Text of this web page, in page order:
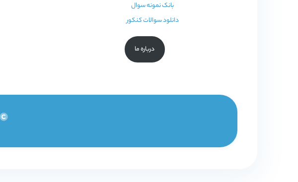
بانک نمونه سوال
دانلود سوالات کنکور
درباره ما